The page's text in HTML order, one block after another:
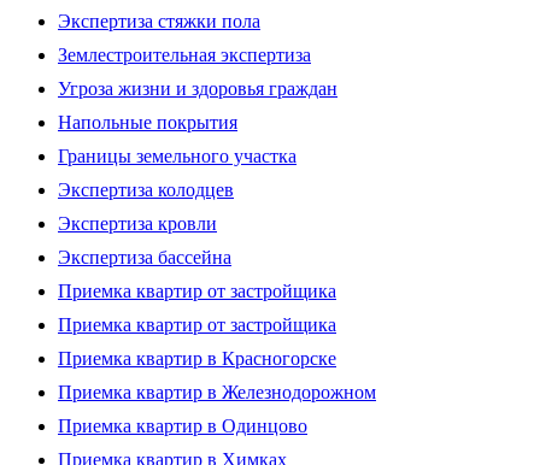
Экспертиза стяжки пола
Землестроительная экспертиза
Угроза жизни и здоровья граждан
Напольные покрытия
Границы земельного участка
Экспертиза колодцев
Экспертиза кровли
Экспертиза бассейна
Приемка квартир от застройщика
Приемка квартир от застройщика
Приемка квартир в Красногорске
Приемка квартир в Железнодорожном
Приемка квартир в Одинцово
Приемка квартир в Химках